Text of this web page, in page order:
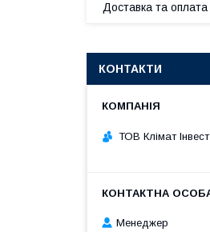
Доставка та оплата
КОНТАКТИ
ТОВ Клімат Інвест
Менеджер